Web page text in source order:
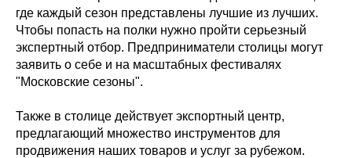
где каждый сезон представлены лучшие из лучших.
Чтобы попасть на полки нужно пройти серьезный
экспертный отбор. Предприниматели столицы могут
заявить о себе и на масштабных фестивалях
"Московские сезоны".
Также в столице действует экспортный центр,
предлагающий множество инструментов для
продвижения наших товаров и услуг за рубежом.